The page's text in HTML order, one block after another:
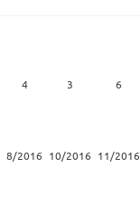
4
8/2016
3
10/2016
6
11/2016